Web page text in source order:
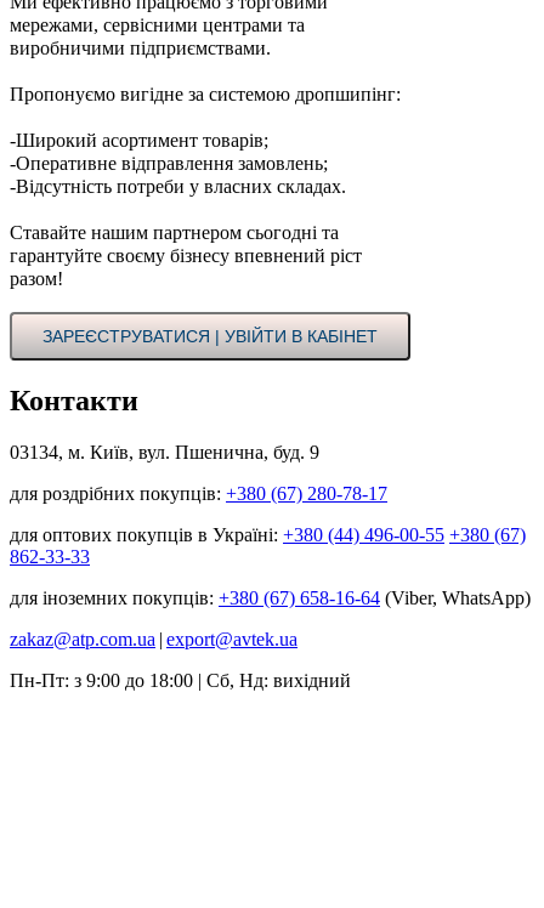
мережами, сервісними центрами та
виробничими підприємствами.
Пропонуємо вигідне за системою дропшипінг:
-Широкий асортимент товарів;
-Оперативне відправлення замовлень;
-Відсутність потреби у власних складах.
Ставайте нашим партнером сьогодні та
гарантуйте своєму бізнесу впевнений ріст
разом!
ЗАРЕЄСТРУВАТИСЯ | УВІЙТИ В КАБІНЕТ
Контакти
03134, м. Київ, вул. Пшенична, буд. 9
для роздрібних покупців: +380 (67) 280-78-17
для оптових покупців в Україні: +380 (44) 496-00-55 +380 (67)
862-33-33
для іноземних покупців: +380 (67) 658-16-64 (Viber, WhatsApp)
zakaz@atp.com.ua | export@avtek.ua
Пн-Пт: з 9:00 до 18:00 | Сб, Нд: вихідний